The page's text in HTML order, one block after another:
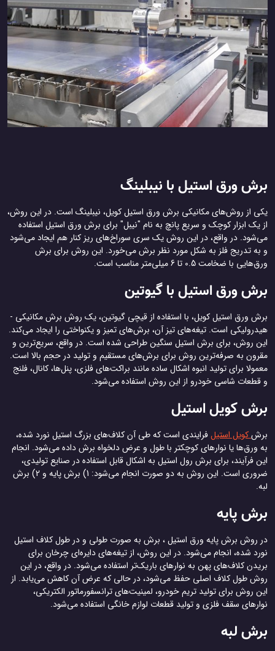
برش ورق استیل با نیبلینگ
یکی از روش‌های مکانیکی برش ورق استیل کویل، نیبلینگ است. در این روش،
از یک ابزار کوچک و سریع پانچ به نام "نیبل" برای برش ورق استیل استفاده
می‌شود. در واقع، در این روش یک سری سوراخ‌های ریز کنار هم ایجاد می‌شود
و به تدریج فلز به شکل مورد نظر برش می‌خورد. این روش برای برش
ورق‌هایی با ضخامت 0.5 تا 6 میلی‌متر مناسب است.
برش ورق استیل با گیوتین
برش ورق استیل کویل، با استفاده از قیچی گیوتین، یک روش برش مکانیکی -
هیدرولیکی است. تیغه‌های تیز آن، برش‌های تمیز و یکنواختی را ایجاد می‌کند.
این روش، برای برش استیل سنگین طراحی شده است. در واقع، سریع‌ترین و
مقرون به صرفه‌ترین روش برای برش‌های مستقیم و تولید در حجم بالا است.
معمولا برای تولید انبوه اشکال ساده مانند براکت‌های فلزی، پنل‌ها، کانال، فلنج
و قطعات شاسی خودرو از این روش استفاده می‌شود.
برش کویل استیل
برشکویل استیلفرایندی است که طی آن کلاف‌های بزرگ استیل نورد شده،
به ورق‌ها یا نوارهای کوچکتر با طول و عرض دلخواه برش داده می‌شود. انجام
این فرآیند، برای برش رول استیل به اشکال قابل استفاده در صنایع تولیدی،
ضروری است. این روش به دو صورت انجام می‌شود: 1) برش پایه و 2) برش
لبه.
برش پایه
در روش برش پایه ورق استیل ، برش به صورت طولی و در طول کلاف استیل
نورد شده، انجام می‌شود. در این روش، از تیغه‌های دایره‌ای چرخان برای
بریدن کلاف‌های پهن به نوارهای باریک‌تر استفاده می‌شود. در واقع، در این
روش طول کلاف اصلی حفظ می‌شود، در حالی که عرض آن کاهش می‌یابد. از
این روش برای تولید تریم خودرو، لمینیت‌های ترانسفورماتور الکتریکی،
نوارهای سقف فلزی و تولید قطعات لوازم خانگی استفاده می‌شود.
برش لبه